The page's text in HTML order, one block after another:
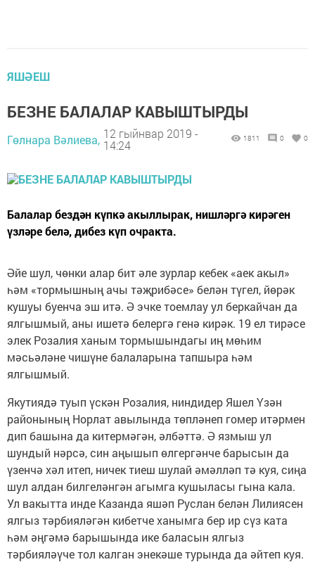
ЯШӘЕШ
БЕЗНЕ БАЛАЛАР КАВЫШТЫРДЫ
Гөлнара Вәлиева, 12 гыйнвар 2019 -
14:24
1811 0 0
Балалар бездән күпкә акыллырак, нишләргә кирәген
үзләре белә, дибез күп очракта.
Әйе шул, чөнки алар бит әле зурлар кебек «аек акыл»
һәм «тормышның ачы тәҗрибәсе» белән түгел, йөрәк
кушуы буенча эш итә. Ә эчке тоемлау ул беркайчан да
ялгышмый, аны ишетә белергә генә кирәк. 19 ел тирәсе
элек Розалия ханым тормышындагы иң мөһим
мәсьәләне чишүне балаларына тапшыра һәм
ялгышмый.
Якутиядә туып үскән Розалия, ниндидер Яшел Үзән
районының Норлат авылында төпләнеп гомер итәрмен
дип башына да китермәгән, әлбәттә. Ә язмыш ул
шундый нәрсә, син аңышып өлгергәнче барысын да
үзенчә хәл итеп, ничек тиеш шулай әмәлләп тә куя, сиңа
шул алдан билгеләнгән агымга кушыласы гына кала.
Ул вакытта инде Казанда яшәп Руслан белән Лилиясен
ялгыз тәрбия­ләгән кибетче ханымга бер ир сүз ката
һәм әңгәмә барышында ике баласын ялгыз
тәрбияләүче тол калган энекәше турында да әйтеп куя.